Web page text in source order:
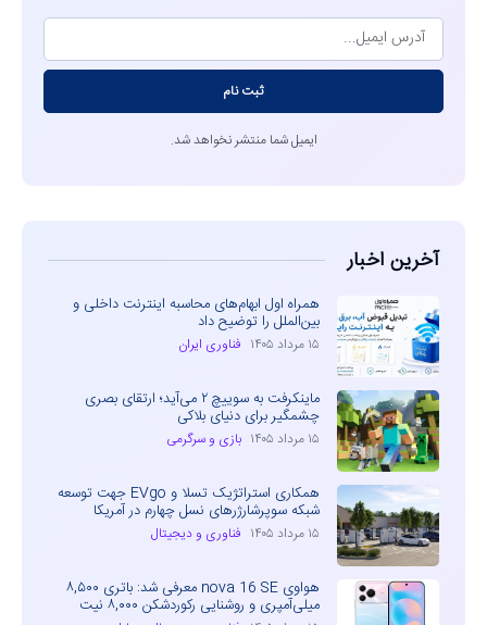
ثبت نام
ایمیل شما منتشر نخواهد شد.
آخرین اخبار
همراه اول ابهام‌های محاسبه اینترنت داخلی و
بین‌الملل را توضیح داد
۱۵ مرداد ۱۴۰۵ فناوری ایران
ماینکرفت به سوییچ ۲ می‌آید؛ ارتقای بصری
چشمگیر برای دنیای بلاکی
۱۵ مرداد ۱۴۰۵ بازی و سرگرمی
همکاری استراتژیک تسلا و EVgo جهت توسعه
شبکه سوپرشارژرهای نسل چهارم در آمریکا
۱۵ مرداد ۱۴۰۵ فناوری و دیجیتال
هواوی nova 16 SE معرفی شد: باتری ۸,۵۰۰
میلی‌آمپری و روشنایی رکوردشکن ۸,۰۰۰ نیت